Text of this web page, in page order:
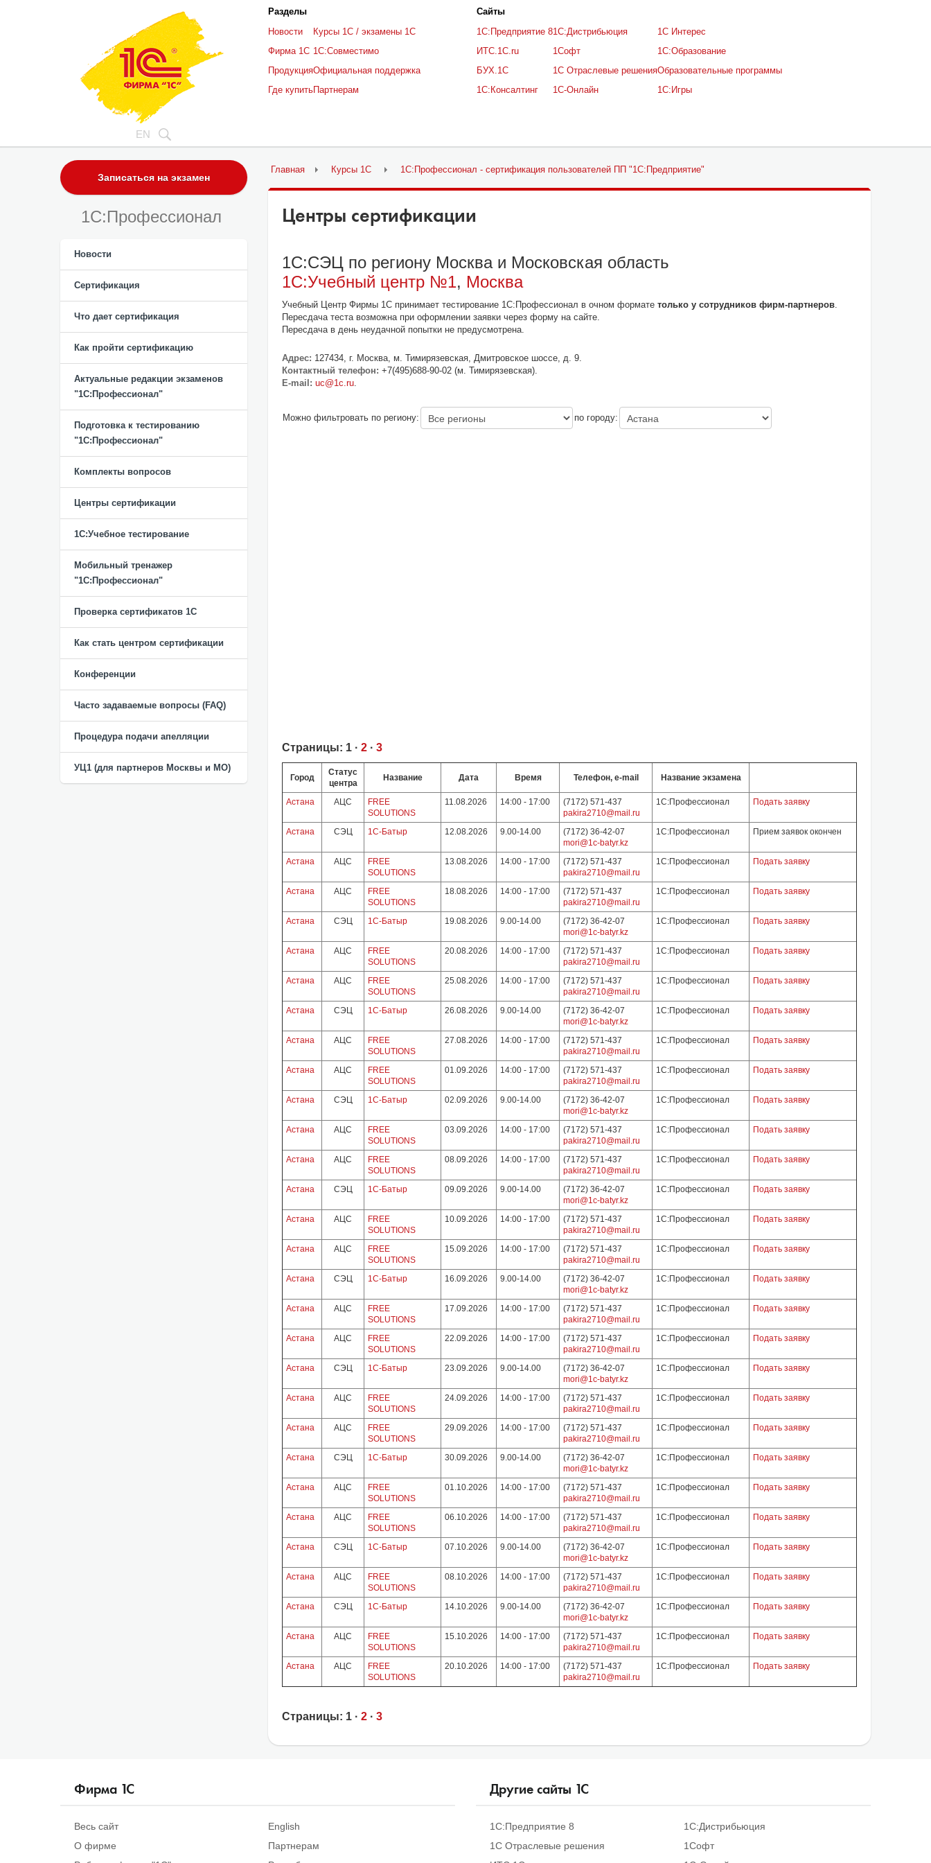
EN
Разделы
Новости
Фирма 1С
Продукция
Где купить
Курсы 1С / экзамены 1С
1С:Совместимо
Официальная поддержка
Партнерам
Cайты
1С:Предприятие 8
ИТС.1C.ru
БУХ.1С
1С:Консалтинг
1С:Дистрибьюция
1Софт
1С Отраслевые решения
1С-Онлайн
1С Интерес
1С:Образование
Образовательные программы
1С:Игры
Записаться на экзамен
1C:Профессионал
Новости
Сертификация
Что дает сертификация
Как пройти сертификацию
Актуальные редакции экзаменов
"1С:Профессионал"
Подготовка к тестированию
"1С:Профессионал"
Комплекты вопросов
Центры сертификации
1С:Учебное тестирование
Мобильный тренажер
"1С:Профессионал"
Проверка сертификатов 1С
Как стать центром сертификации
Конференции
Часто задаваемые вопросы (FAQ)
Процедура подачи апелляции
УЦ1 (для партнеров Москвы и МО)
Главная Курсы 1С 1С:Профессионал - сертификация пользователей ПП "1С:Предприятие"
Центры сертификации
1С:СЭЦ по региону Москва и Московская область
1С:Учебный центр №1, Москва
Учебный Центр Фирмы 1С принимает тестирование 1С:Профессионал в очном формате только у сотрудников фирм-партнеров.
Пересдача теста возможна при оформлении заявки через форму на сайте.
Пересдача в день неудачной попытки не предусмотрена.
Адрес: 127434, г. Москва, м. Тимирязевская, Дмитровское шоссе, д. 9.
Контактный телефон: +7(495)688-90-02 (м. Тимирязевская).
E-mail: uc@1c.ru.
Можно фильтровать по региону: по городу:
Страницы: 1 · 2 · 3
Город
Статус
центра
Название Дата Время Телефон, e-mail Название экзамена
Астана АЦС
FREE
SOLUTIONS
11.08.2026 14:00 - 17:00
(7172) 571-437
pakira2710@mail.ru
1С:Профессионал Подать заявку
Астана СЭЦ 1С-Батыр 12.08.2026 9.00-14.00
(7172) 36-42-07
mori@1c-batyr.kz
1С:Профессионал Прием заявок окончен
Астана АЦС
FREE
SOLUTIONS
13.08.2026 14:00 - 17:00
(7172) 571-437
pakira2710@mail.ru
1С:Профессионал Подать заявку
Астана АЦС
FREE
SOLUTIONS
18.08.2026 14:00 - 17:00
(7172) 571-437
pakira2710@mail.ru
1С:Профессионал Подать заявку
Астана СЭЦ 1С-Батыр 19.08.2026 9.00-14.00
(7172) 36-42-07
mori@1c-batyr.kz
1С:Профессионал Подать заявку
Астана АЦС
FREE
SOLUTIONS
20.08.2026 14:00 - 17:00
(7172) 571-437
pakira2710@mail.ru
1С:Профессионал Подать заявку
Астана АЦС
FREE
SOLUTIONS
25.08.2026 14:00 - 17:00
(7172) 571-437
pakira2710@mail.ru
1С:Профессионал Подать заявку
Астана СЭЦ 1С-Батыр 26.08.2026 9.00-14.00
(7172) 36-42-07
mori@1c-batyr.kz
1С:Профессионал Подать заявку
Астана АЦС
FREE
SOLUTIONS
27.08.2026 14:00 - 17:00
(7172) 571-437
pakira2710@mail.ru
1С:Профессионал Подать заявку
Астана АЦС
FREE
SOLUTIONS
01.09.2026 14:00 - 17:00
(7172) 571-437
pakira2710@mail.ru
1С:Профессионал Подать заявку
Астана СЭЦ 1С-Батыр 02.09.2026 9.00-14.00
(7172) 36-42-07
mori@1c-batyr.kz
1С:Профессионал Подать заявку
Астана АЦС
FREE
SOLUTIONS
03.09.2026 14:00 - 17:00
(7172) 571-437
pakira2710@mail.ru
1С:Профессионал Подать заявку
Астана АЦС
FREE
SOLUTIONS
08.09.2026 14:00 - 17:00
(7172) 571-437
pakira2710@mail.ru
1С:Профессионал Подать заявку
Астана СЭЦ 1С-Батыр 09.09.2026 9.00-14.00
(7172) 36-42-07
mori@1c-batyr.kz
1С:Профессионал Подать заявку
Астана АЦС
FREE
SOLUTIONS
10.09.2026 14:00 - 17:00
(7172) 571-437
pakira2710@mail.ru
1С:Профессионал Подать заявку
Астана АЦС
FREE
SOLUTIONS
15.09.2026 14:00 - 17:00
(7172) 571-437
pakira2710@mail.ru
1С:Профессионал Подать заявку
Астана СЭЦ 1С-Батыр 16.09.2026 9.00-14.00
(7172) 36-42-07
mori@1c-batyr.kz
1С:Профессионал Подать заявку
Астана АЦС
FREE
SOLUTIONS
17.09.2026 14:00 - 17:00
(7172) 571-437
pakira2710@mail.ru
1С:Профессионал Подать заявку
Астана АЦС
FREE
SOLUTIONS
22.09.2026 14:00 - 17:00
(7172) 571-437
pakira2710@mail.ru
1С:Профессионал Подать заявку
Астана СЭЦ 1С-Батыр 23.09.2026 9.00-14.00
(7172) 36-42-07
mori@1c-batyr.kz
1С:Профессионал Подать заявку
Астана АЦС
FREE
SOLUTIONS
24.09.2026 14:00 - 17:00
(7172) 571-437
pakira2710@mail.ru
1С:Профессионал Подать заявку
Астана АЦС
FREE
SOLUTIONS
29.09.2026 14:00 - 17:00
(7172) 571-437
pakira2710@mail.ru
1С:Профессионал Подать заявку
Астана СЭЦ 1С-Батыр 30.09.2026 9.00-14.00
(7172) 36-42-07
mori@1c-batyr.kz
1С:Профессионал Подать заявку
Астана АЦС
FREE
SOLUTIONS
01.10.2026 14:00 - 17:00
(7172) 571-437
pakira2710@mail.ru
1С:Профессионал Подать заявку
Астана АЦС
FREE
SOLUTIONS
06.10.2026 14:00 - 17:00
(7172) 571-437
pakira2710@mail.ru
1С:Профессионал Подать заявку
Астана СЭЦ 1С-Батыр 07.10.2026 9.00-14.00
(7172) 36-42-07
mori@1c-batyr.kz
1С:Профессионал Подать заявку
Астана АЦС
FREE
SOLUTIONS
08.10.2026 14:00 - 17:00
(7172) 571-437
pakira2710@mail.ru
1С:Профессионал Подать заявку
Астана СЭЦ 1С-Батыр 14.10.2026 9.00-14.00
(7172) 36-42-07
mori@1c-batyr.kz
1С:Профессионал Подать заявку
Астана АЦС
FREE
SOLUTIONS
15.10.2026 14:00 - 17:00
(7172) 571-437
pakira2710@mail.ru
1С:Профессионал Подать заявку
Астана АЦС
FREE
SOLUTIONS
20.10.2026 14:00 - 17:00
(7172) 571-437
pakira2710@mail.ru
1С:Профессионал Подать заявку
Страницы: 1 · 2 · 3
Фирма 1С
Весь сайт
О фирме
English
Партнерам
Другие сайты 1С
1С:Предприятие 8
1С Отраслевые решения
1С:Дистрибьюция
1Софт